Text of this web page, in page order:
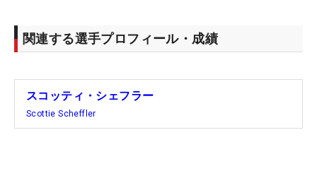
関連する選手プロフィール・成績
スコッティ・シェフラー
Scottie Scheffler